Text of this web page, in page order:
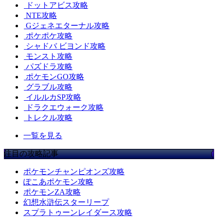
ドットアビス攻略
NTE攻略
Gジェネエターナル攻略
ポケポケ攻略
シャドバ ビヨンド攻略
モンスト攻略
パズドラ攻略
ポケモンGO攻略
グラブル攻略
イルルカSP攻略
ドラクエウォーク攻略
トレクル攻略
一覧を見る
注目の攻略記事
ポケモンチャンピオンズ攻略
ぽこあポケモン攻略
ポケモンZA攻略
幻想水滸伝スターリープ
スプラトゥーンレイダース攻略